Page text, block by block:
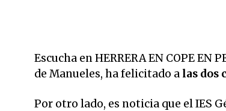
Escucha en HERRERA EN COPE
de Manueles, ha felicitado a las dos
Por otro lado, es noticia que el IES